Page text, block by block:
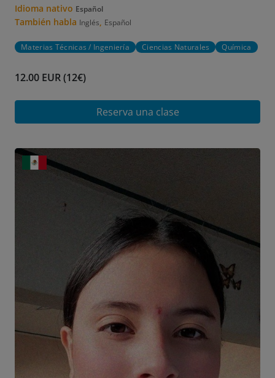
Idioma nativo Español
También habla Inglés, Español
Materias Técnicas / Ingeniería Ciencias Naturales Química
12.00 EUR (12€)
Reserva una clase